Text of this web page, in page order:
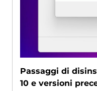
Passaggi di
10 e versioni